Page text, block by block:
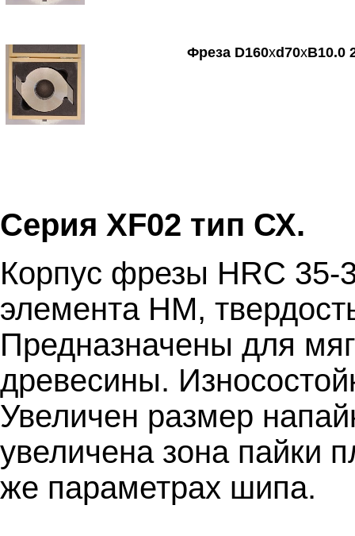
Фреза D160хd70хB10.0
Серия XF02 тип СХ.
Корпус фрезы HRC 35-
элемента НМ,
Предназначены для
древесины.
Увеличен размер
увеличена зона пайки
же параметрах шипа.